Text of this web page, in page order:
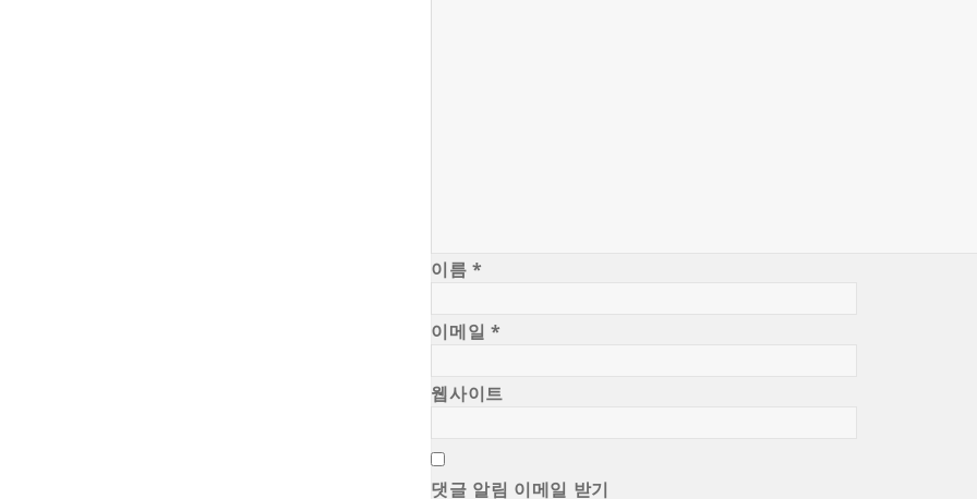
이름*
이메일 *
웹사이트
댓글 알림 이메일 받기